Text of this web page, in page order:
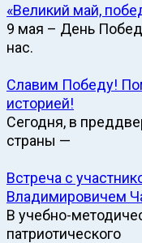
«Великий май,
9 мая – День
нас.
Славим Победу!
историей!
Сегодня, в
страны —
Встреча с
Владимировичем
В учебно-
патриотического